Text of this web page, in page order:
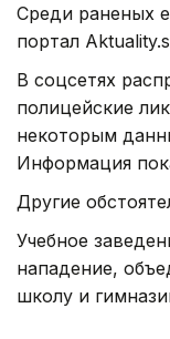
Среди раненых
портал
В соцсетях
полицейские
некоторым
Информация
Другие
Учебное
нападение,
школу и